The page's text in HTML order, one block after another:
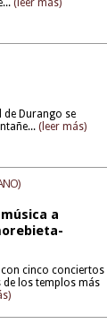
(leer más)
de Durango se
(leer más)
a
con cinco conciertos
los templos más